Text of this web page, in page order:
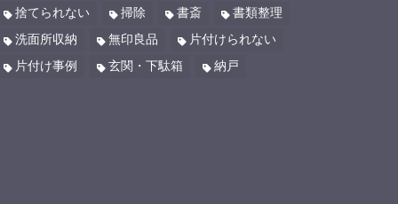
捨てられない
掃除 書斎
書類整理
洗面所収納
無印良品
片付けられない
片付け事例
玄関・下駄箱 納戸